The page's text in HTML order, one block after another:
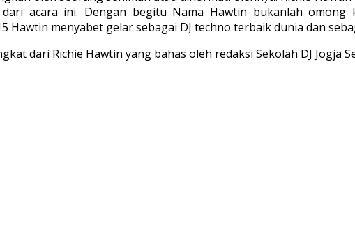
acara ini. Dengan begitu Nama Hawtin bukanlah
Hawtin menyabet gelar sebagai DJ techno terbaik dunia dan
dari Richie Hawtin yang bahas oleh redaksi Sekolah DJ Jogja